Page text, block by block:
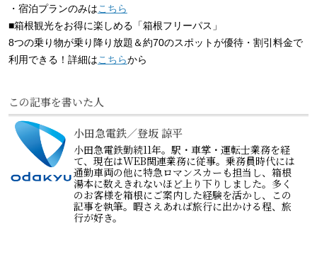
・宿泊プランのみはこちら
■箱根観光をお得に楽しめる「箱根フリーパス」
8つの乗り物が乗り降り放題＆約70のスポットが優待・割引料金で
利用できる！詳細はこちらから
この記事を書いた人
小田急電鉄／登坂 諒平
小田急電鉄勤続11年。駅・車掌・運転士業務を経
て、現在はWEB関連業務に従事。乗務員時代には
通勤車両の他に特急ロマンスカーも担当し、箱根
湯本に数えきれないほど上り下りしました。多く
のお客様を箱根にご案内した経験を活かし、この
記事を執筆。暇さえあれば旅行に出かける程、旅
行が好き。